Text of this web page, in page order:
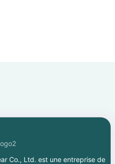
Co., Ltd. est une entreprise de